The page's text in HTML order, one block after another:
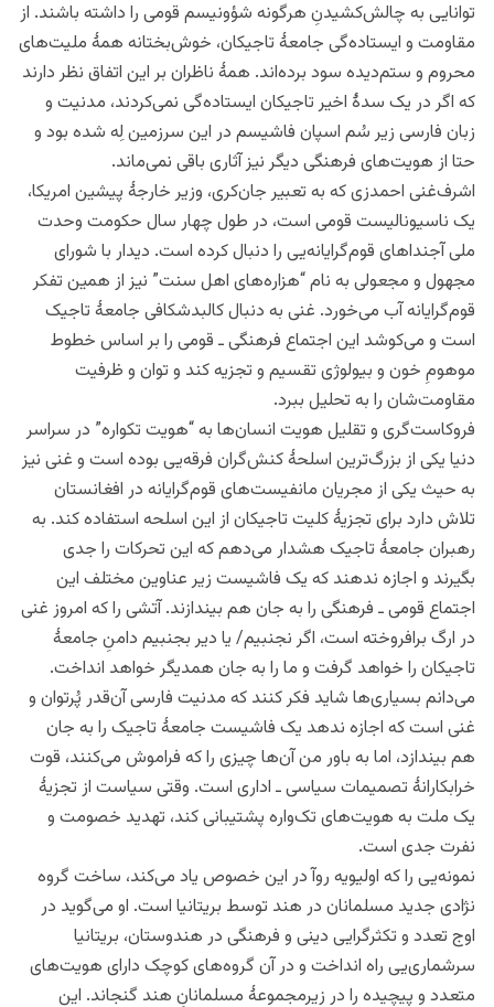
توانایی به چالش‌کشیدنِ هرگونه شؤونیسم قومی را داشته باشند. از
مقاومت و ایستاده‌گی جامعۀ تاجیکان، خوش‌بختانه همۀ ملیت‌های
محروم و ستم‌دیده سود برده‌اند. همۀ ناظران بر این اتفاق نظر دارند
که اگر در یک سدۀ اخیر تاجیکان ایستاده‌گی نمی‌کردند، مدنیت و
زبان فارسی زیر سُم اسپان فاشیسم در این سرزمین لِه شده بود و
حتا از هویت‌های فرهنگی دیگر نیز آثاری باقی نمی‌ماند.
اشرف‌غنی احمدزی که به تعبیر جان‌کری، وزیر خارجۀ پیشین امریکا،
یک ناسیونالیست قومی است، در طول چهار سال حکومت وحدت
ملی آجنداهای قوم‌گرایانه‌یی را دنبال کرده است. دیدار با شورای
مجهول و مجعولی به نام “هزاره‌های اهل سنت” نیز از همین تفکر
قوم‌گرایانه آب می‌خورد. غنی به دنبال کالبدشکافی جامعۀ تاجیک
است و می‌کوشد این اجتماع فرهنگی ـ قومی را بر اساس خطوط
موهومِ خون و بیولوژی تقسیم و تجزیه کند و توان و ظرفیت
مقاومت‌شان را به تحلیل ببرد.
فروکاست‌گری و تقلیل هویت انسان‌ها به “هویت تکواره” در سراسر
دنیا یکی از بزرگ‌ترین اسلحۀ کنش‌گران فرقه‌یی بوده است و غنی نیز
به حیث یکی از مجریان مانفیست‌های قوم‌گرایانه در افغانستان
تلاش دارد برای تجزیۀ کلیت تاجیکان از این اسلحه استفاده کند. به
رهبران جامعۀ تاجیک هشدار می‌دهم که این تحرکات را جدی
بگیرند و اجازه ندهند که یک فاشیست زیر عناوین مختلف این
اجتماع قومی ـ فرهنگی را به جان هم بیندازند. آتشی را که امروز غنی
در ارگ برافروخته است، اگر نجنبیم/ یا دیر بجنبیم دامنِ جامعۀ
تاجیکان را خواهد گرفت و ما را به جان همدیگر خواهد انداخت.
می‌دانم بسیاری‌ها شاید فکر کنند که مدنیت فارسی آن‌قدر پُرتوان و
غنی است که اجازه ندهد یک فاشیست جامعۀ تاجیک را به جان
هم بیندازد، اما به باور من آن‌ها چیزی را که فراموش می‌کنند، قوت
خرابکارانۀ تصمیمات سیاسی ـ اداری است. وقتی سیاست از تجزیۀ
یک ملت به هویت‌های تک‌واره پشتیبانی کند، تهدید خصومت و
نفرت جدی است.
نمونه‌یی را که اولیویه روآ در این خصوص یاد می‌کند، ساخت گروه
نژادی جدید مسلمانان در هند توسط بریتانیا است. او می‌گوید در
اوج تعدد و تکثرگرایی دینی و فرهنگی در هندوستان، بریتانیا
سرشماری‌یی راه انداخت و در آن گروه‌های کوچک دارای هویت‌های
متعدد و پیچیده را در زیرمجموعۀ مسلمانانِ هند گنجاند. این